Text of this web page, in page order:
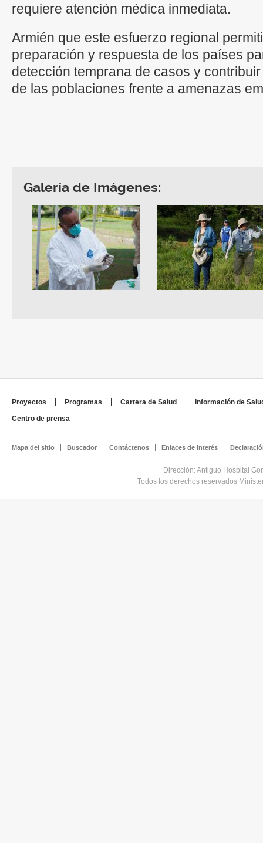
requiere atención médica inmediata.
Armién que este esfuerzo regional
preparación y respuesta de los países
detección temprana de casos y
de las poblaciones frente a amenazas
Galería de Imágenes:
Proyectos Programas Cartera de Salud
Información de
Centro de prensa
Mapa del sitio Buscador Contáctenos Enlaces de interés
Dirección: Antiguo Hospital
Todos los derechos reservados